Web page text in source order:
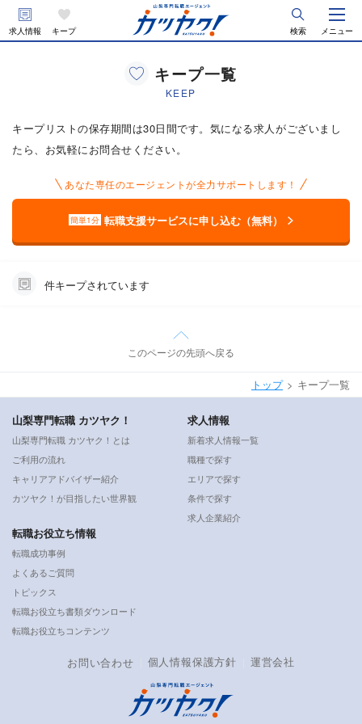
求人情報 キープ 検索 メニュー
キープ一覧
KEEP
キープリストの保存期間は30日間です。気になる求人がございまし
たら、お気軽にお問合せください。
あなた専任のエージェントが全力サポートします！
簡単1分 転職支援サービスに申し込む（無料）
件キープされています
このページの先頭へ戻る
トップ キープ一覧
山梨専門転職 カツヤク！
山梨専門転職 カツヤク！とは
ご利用の流れ
キャリアアドバイザー紹介
カツヤク！が目指したい世界観
求人情報
新着求人情報一覧
職種で探す
エリアで探す
条件で探す
求人企業紹介
転職お役立ち情報
転職成功事例
よくあるご質問
トピックス
転職お役立ち書類ダウンロード
転職お役立ちコンテンツ
お問い合わせ 個人情報保護方針 運営会社